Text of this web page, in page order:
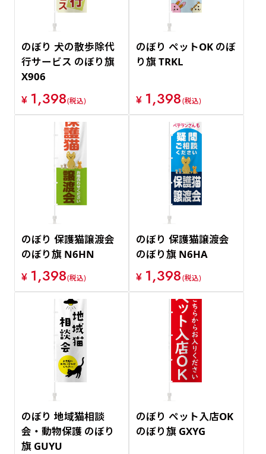
のぼり 犬の散歩除代
行サービス のぼり旗
X906
¥ 1,398(税込)
のぼり ペットOK のぼ
り旗 TRKL
¥ 1,398(税込)
のぼり 保護猫譲渡会
のぼり旗 N6HN
¥ 1,398(税込)
のぼり 保護猫譲渡会
のぼり旗 N6HA
¥ 1,398(税込)
のぼり 地域猫相談
会・動物保護 のぼり
旗 GUYU
のぼり ペット入店OK
のぼり旗 GXYG